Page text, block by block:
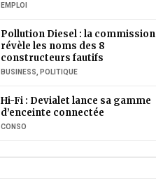
EMPLOI
Pollution Diesel : la commission
révèle les noms des 8
constructeurs fautifs
BUSINESS, POLITIQUE
Hi-Fi : Devialet lance sa gamme
d’enceinte connectée
CONSO